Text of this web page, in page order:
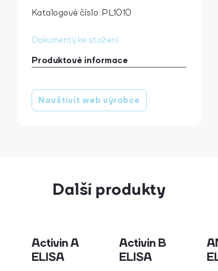
Katalogové číslo: PL1010
Dokumenty ke stažení
Produktové informace
Navštívit web výrobce
Další produkty
Activin A
ELISA
Activin B
ELISA